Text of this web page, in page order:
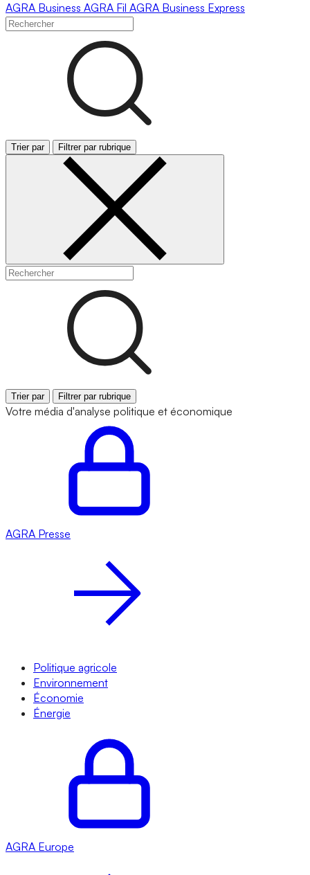
AGRA Business AGRA Fil AGRA Business Express
Trier par Filtrer par rubrique
Trier par Filtrer par rubrique
Votre média d'analyse politique et économique
AGRA Presse
Politique agricole
Environnement
Économie
Énergie
AGRA Europe